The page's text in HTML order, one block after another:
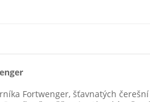
Fortwenger, šťavnatých